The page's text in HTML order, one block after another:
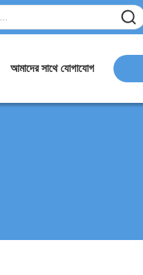
আমাদের সাথে যোগাযোগ